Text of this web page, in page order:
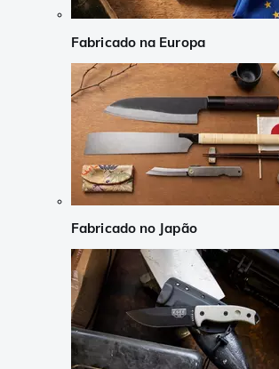
Fabricado na Europa
Fabricado no Japão